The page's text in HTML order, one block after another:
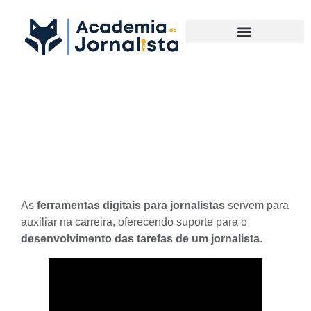
As ferramentas digitais para jornalistas servem para
auxiliar na carreira, oferecendo suporte para o
desenvolvimento das tarefas de um jornalista.